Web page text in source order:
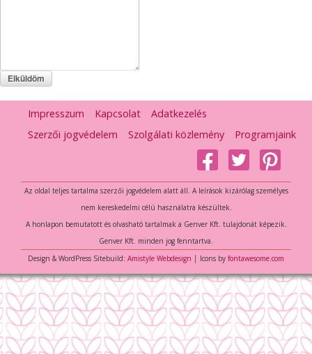
Impresszum Kapcsolat
Adatkezelés
Szerzői jogvédelem
Szolgálati közlemény Programjaink
Az oldal teljes tartalma szerzői jogvédelem alatt áll. A leírások kizárólag személyes
nem kereskedelmi célú használatra készültek.
A honlapon bemutatott és olvasható tartalmak a Genver Kft. tulajdonát képezik.
Genver Kft. minden jog fenntartva.
Design & WordPress Sitebuild: Amistyle Webdesign │ Icons by fontawesome.com